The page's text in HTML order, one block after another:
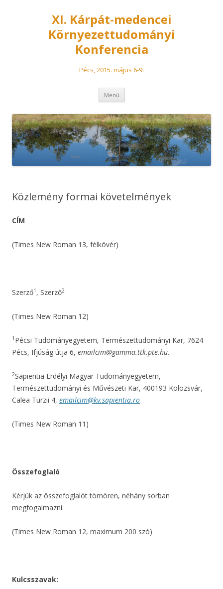
XI. Kárpát-medencei
Környezettudományi
Konferencia
Pécs, 2015. május 6-9.
Menü Tovább a tartalomra
Közlemény formai követelmények
CÍM
(Times New Roman 13, félkövér)
Szerző1 , Szerző2
(Times New Roman 12)
1 Pécsi Tudományegyetem, Természettudományi Kar, 7624
Pécs, Ifjúság útja 6, emailcim@gamma.ttk.pte.hu.
2Sapientia Erdélyi Magyar Tudományegyetem,
Természettudományi és Művészeti Kar, 400193 Kolozsvár,
Calea Turzii 4, emailcim@kv.sapientia.ro
(Times New Roman 11)
Összefoglaló
Kérjük az összefoglalót tömören, néhány sorban
megfogalmazni.
(Times New Roman 12, maximum 200 szó)
Kulcsszavak: